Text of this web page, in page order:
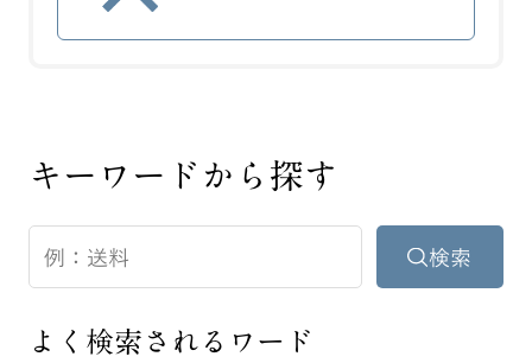
キーワードから探す
よく検索されるワード